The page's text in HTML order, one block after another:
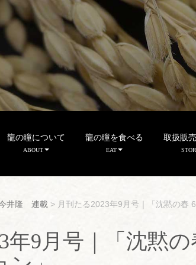
龍の瞳について
ABOUT
龍の瞳を食べる
EAT
取扱販
井隆 連載 > 月刊たる2023年9月号｜「沈黙の春
年9月号｜「沈黙